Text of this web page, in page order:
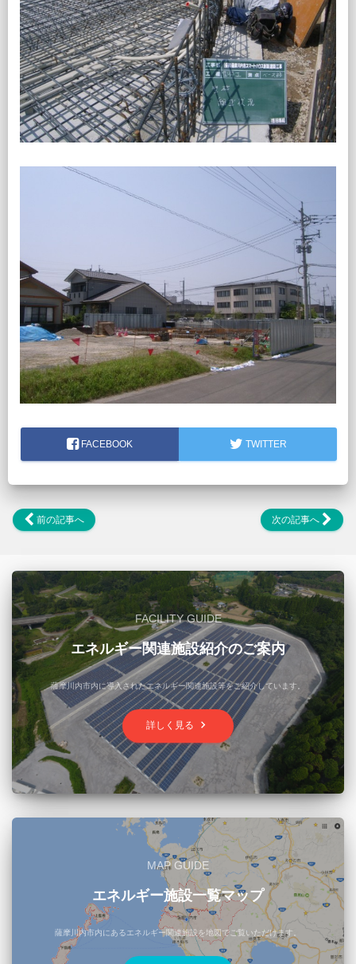
FACEBOOK TWITTER
前の記事へ 次の記事へ
FACILITY GUIDE
エネルギー関連施設紹介のご案内
薩摩川内市内に導入されたエネルギー関連施設等をご紹介しています。
詳しく見る keyboard_arrow_right
MAP GUIDE
エネルギー施設一覧マップ
薩摩川内市内にあるエネルギー関連施設を地図でご覧いただけます。